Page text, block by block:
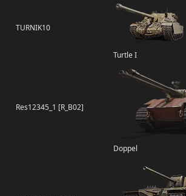
TURNIK10
Turtle I
Res12345_1 [R_B02]
Doppel